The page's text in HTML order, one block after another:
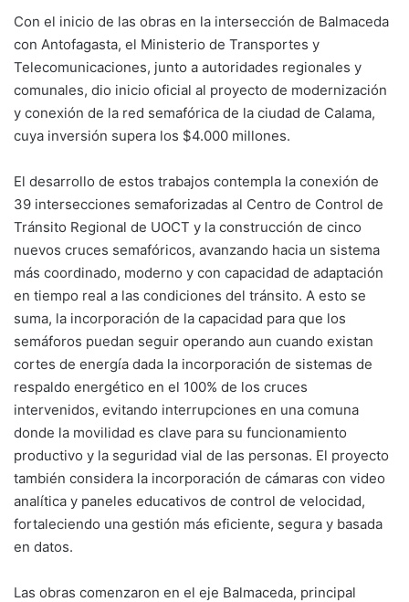
Con el inicio de las obras en la intersección de Balmaceda
con Antofagasta, el Ministerio de Transportes y
Telecomunicaciones, junto a autoridades regionales y
comunales, dio inicio oficial al proyecto de modernización
y conexión de la red semafórica de la ciudad de Calama,
cuya inversión supera los $4.000 millones.
El desarrollo de estos trabajos contempla la conexión de
39 intersecciones semaforizadas al Centro de Control de
Tránsito Regional de UOCT y la construcción de cinco
nuevos cruces semafóricos, avanzando hacia un sistema
más coordinado, moderno y con capacidad de adaptación
en tiempo real a las condiciones del tránsito. A esto se
suma, la incorporación de la capacidad para que los
semáforos puedan seguir operando aun cuando existan
cortes de energía dada la incorporación de sistemas de
respaldo energético en el 100% de los cruces
intervenidos, evitando interrupciones en una comuna
donde la movilidad es clave para su funcionamiento
productivo y la seguridad vial de las personas. El proyecto
también considera la incorporación de cámaras con video
analítica y paneles educativos de control de velocidad,
fortaleciendo una gestión más eficiente, segura y basada
en datos.
Las obras comenzaron en el eje Balmaceda, principal